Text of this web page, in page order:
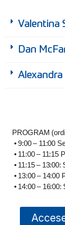
Valentina
Dan
Alexandra
PROGRAM
• 9:00 – 11:00
• 11:00 – 11:15
• 11:15 – 13:00:
• 13:00 – 14:00
• 14:00 – 16:00: